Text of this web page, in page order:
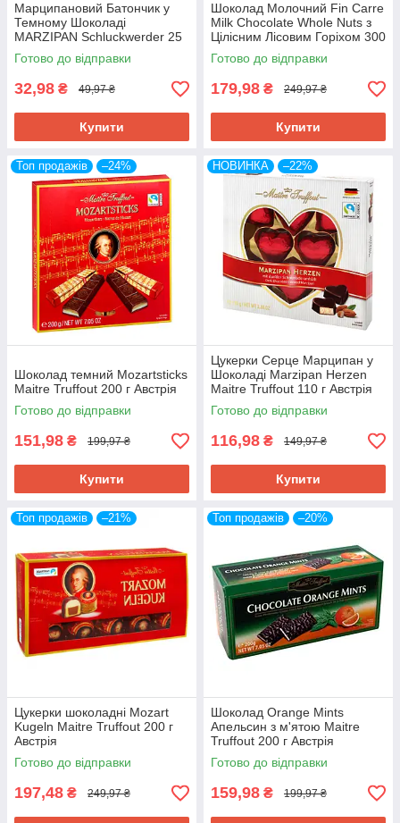
Марципановий Батончик у
Темному Шоколаді
MARZIPAN Schluckwerder 25
г Німеччина
Готово до відправки
32,98 ₴ 49,97 ₴
Купити
Шоколад Молочний Fin Carre
Milk Chocolate Whole Nuts з
Цілісним Лісовим Горіхом 300
г Німеччина
Готово до відправки
179,98 ₴ 249,97 ₴
Купити
Топ продажів –24%
Шоколад темний Mozartsticks
Maitre Truffout 200 г Австрія
Готово до відправки
151,98 ₴ 199,97 ₴
Купити
НОВИНКА –22%
Цукерки Серце Марципан у
Шоколаді Marzipan Herzen
Maitre Truffout 110 г Австрія
Готово до відправки
116,98 ₴ 149,97 ₴
Купити
Топ продажів –21%
Цукерки шоколадні Mozart
Kugeln Maitre Truffout 200 г
Австрія
Готово до відправки
197,48 ₴ 249,97 ₴
Топ продажів –20%
Шоколад Orange Mints
Апельсин з м'ятою Maitre
Truffout 200 г Австрія
Готово до відправки
159,98 ₴ 199,97 ₴